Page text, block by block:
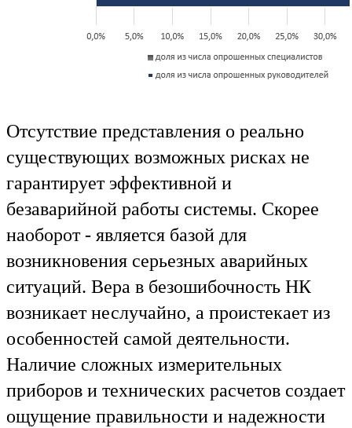
Отсутствие представления о реально
существующих возможных рисках не
гарантирует эффективной и
безаварийной работы системы. Скорее
наоборот - является базой для
возникновения серьезных аварийных
ситуаций. Вера в безошибочность НК
возникает неслучайно, а проистекает из
особенностей самой деятельности.
Наличие сложных измерительных
приборов и технических расчетов создает
ощущение правильности и надежности